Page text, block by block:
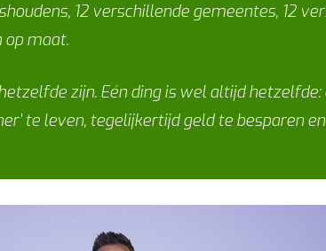
12 verschillende gemeentes, 12
op maat.
zijn. Eén ding is wel altijd
te leven, tegelijkertijd geld te besparen